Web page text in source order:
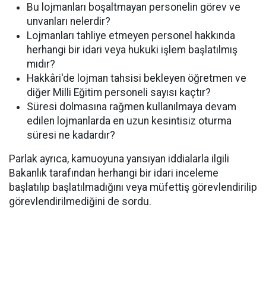
Bu lojmanları boşaltmayan personelin görev ve
unvanları nelerdir?
Lojmanları tahliye etmeyen personel hakkında
herhangi bir idari veya hukuki işlem başlatılmış
mıdır?
Hakkâri'de lojman tahsisi bekleyen öğretmen ve
diğer Milli Eğitim personeli sayısı kaçtır?
Süresi dolmasına rağmen kullanılmaya devam
edilen lojmanlarda en uzun kesintisiz oturma
süresi ne kadardır?
Parlak ayrıca, kamuoyuna yansıyan iddialarla ilgili
Bakanlık tarafından herhangi bir idari inceleme
başlatılıp başlatılmadığını veya müfettiş görevlendirilip
görevlendirilmediğini de sordu.